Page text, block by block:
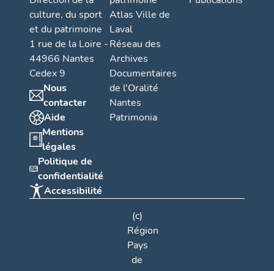
culture, du sport
et du patrimoine
1 rue de la Loire -
44966 Nantes
Cedex 9
Nous
contacter
Aide
Mentions
légales
Politique de
confidentialité
Accessibilité
Atlas Ville de
Laval
Réseau des
Archives
Documentaires
de l'Oralité
Nantes
Patrimonia
(c)
Région
Pays
de